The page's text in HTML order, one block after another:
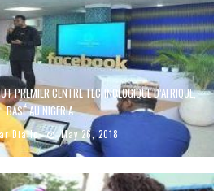
PREMIER CENTRE TECHNOLOGIQUE D’AFRIQUE,
BASÉ AU NIGERIA
Diallo May 26, 2018